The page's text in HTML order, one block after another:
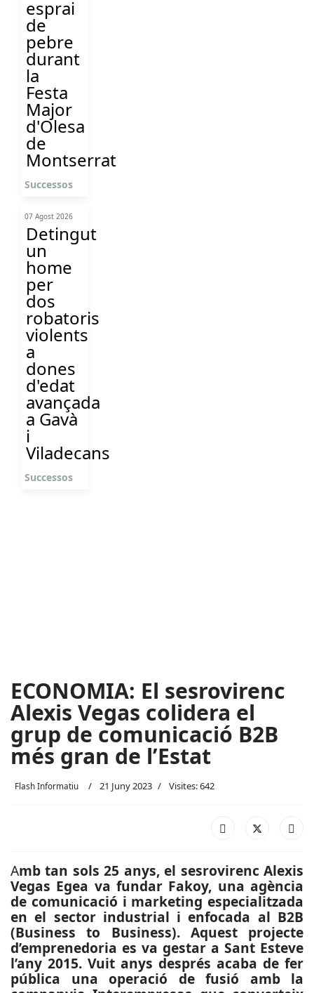
esprai
de
pebre
durant
la
Festa
Major
d'Olesa
de
Montserrat
Successos
07 Agost 2026
Detingut
un
home
per
dos
robatoris
violents
a
dones
d'edat
avançada
a Gavà
i
Viladecans
Successos
ECONOMIA: El sesrovirenc
Alexis Vegas colidera el
grup de comunicació B2B
més gran de l’Estat
Flash Informatiu 21 Juny 2023 Visites: 642
Amb tan sols 25 anys, el sesrovirenc Alexis
Vegas Egea va fundar Fakoy, una agència
de comunicació i marketing especialitzada
en el sector industrial i enfocada al B2B
(Business to Business). Aquest projecte
d’emprenedoria es va gestar a Sant Esteve
l’any 2015. Vuit anys després acaba de fer
pública una operació de fusió amb la